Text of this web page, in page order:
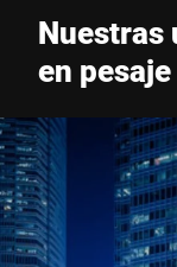
Nuestras
en